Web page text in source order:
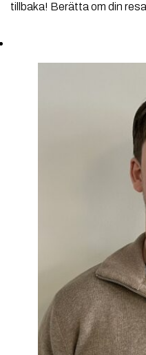
tillbaka! Berätta om din